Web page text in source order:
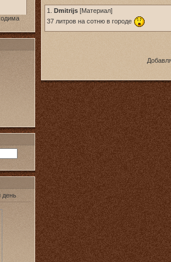
день
1. Dmitrijs [Материал]
37 литров на сотню в городе